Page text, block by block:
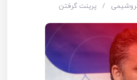
/ پرینت گرفتن